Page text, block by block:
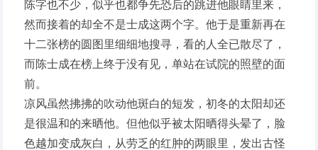
陈字也不少，似乎也都争先恐后的跳进他眼睛里来，
然而接着的却全不是士成这两个字。他于是重新再在
十二张榜的圆图里细细地搜寻，看的人全已散尽了，
而陈士成在榜上终于没有见，单站在试院的照壁的面
前。
凉风虽然拂拂的吹动他斑白的短发，初冬的太阳却还
是很温和的来晒他。但他似乎被太阳晒得头晕了，脸
色越加变成灰白，从劳乏的红肿的两眼里，发出古怪